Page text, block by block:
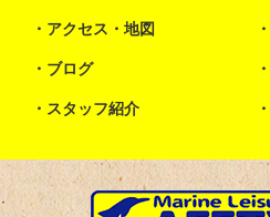
アクセス・地図
ブログ
スタッフ紹介